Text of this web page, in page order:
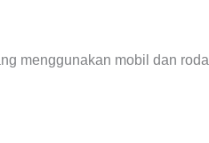
menggunakan mobil dan roda